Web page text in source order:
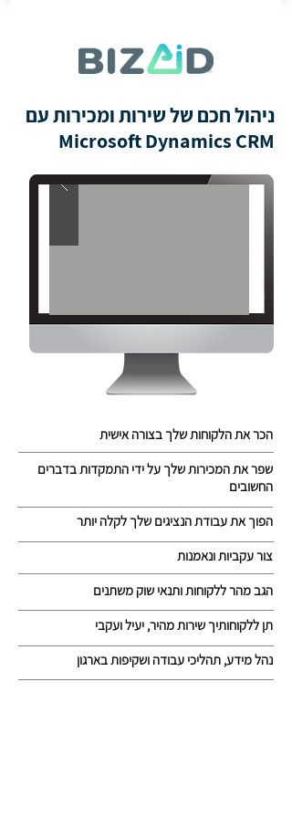
ניהול חכם של שירות ומכירות עם
Microsoft Dynamics CRM
הכר את הלקוחות שלך בצורה אישית
שפר את המכירות שלך על ידי התמקדות בדברים
החשובים
הפוך את עבודת הנציגים שלך לקלה יותר
צור עקביות ונאמנות
הגב מהר ללקוחות ותנאי שוק משתנים
תן ללקוחותיך שירות מהיר, יעיל ועקבי
נהל מידע, תהליכי עבודה ושקיפות בארגון